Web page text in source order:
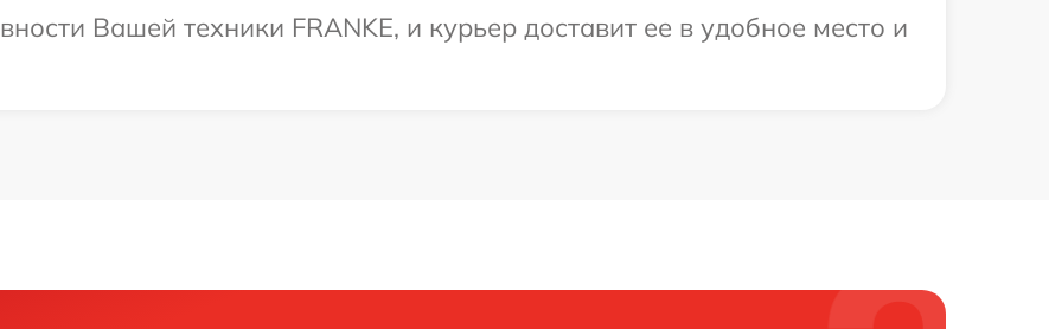
Вашей техники FRANKE, и курьер доставит ее в удобное место и